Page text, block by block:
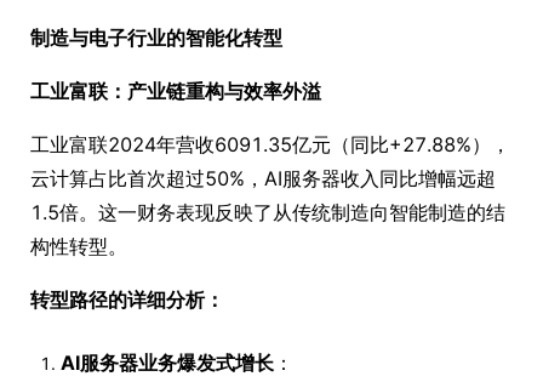
制造与电子行业的智能化转型
工业富联：产业链重构与效率外溢
工业富联2024年营收6091.35亿元（同比+27.88%），
云计算占比首次超过50%，AI服务器收入同比增幅远超
1.5倍。这一财务表现反映了从传统制造向智能制造的结
构性转型。
转型路径的详细分析：
AI服务器业务爆发式增长 ：